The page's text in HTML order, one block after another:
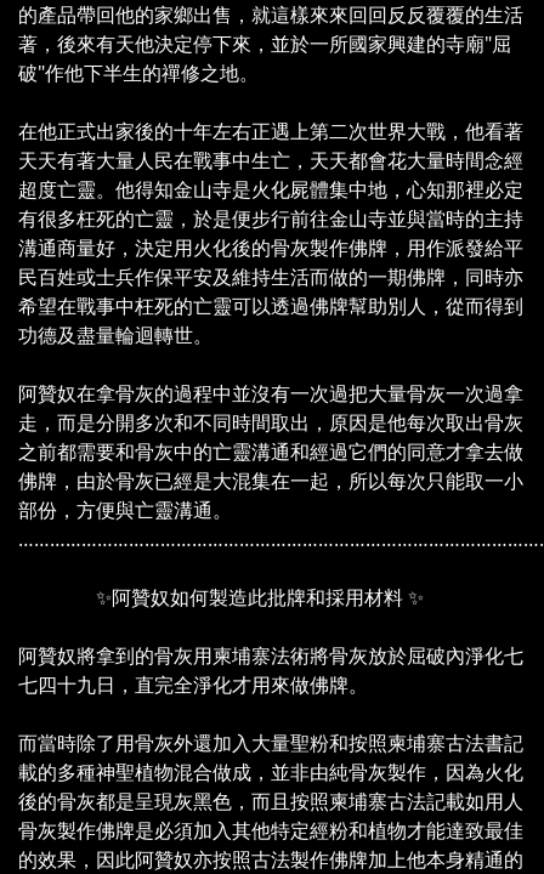
的產品帶回他的家鄉出售，就這樣來來回回反反覆覆的生活
著，後來有天他決定停下來，並於一所國家興建的寺廟"屈
破"作他下半生的禪修之地。
在他正式出家後的十年左右正遇上第二次世界大戰，他看著
天天有著大量人民在戰事中生亡，天天都會花大量時間念經
超度亡靈。他得知金山寺是火化屍體集中地，心知那裡必定
有很多枉死的亡靈，於是便步行前往金山寺並與當時的主持
溝通商量好，決定用火化後的骨灰製作佛牌，用作派發給平
民百姓或士兵作保平安及維持生活而做的一期佛牌，同時亦
希望在戰事中枉死的亡靈可以透過佛牌幫助別人，從而得到
功德及盡量輪迴轉世。
阿贊奴在拿骨灰的過程中並沒有一次過把大量骨灰一次過拿
走，而是分開多次和不同時間取出，原因是他每次取出骨灰
之前都需要和骨灰中的亡靈溝通和經過它們的同意才拿去做
佛牌，由於骨灰已經是大混集在一起，所以每次只能取一小
部份，方便與亡靈溝通。
✨阿贊奴如何製造此批牌和採用材料 ✨
阿贊奴將拿到的骨灰用柬埔寨法術將骨灰放於屈破內淨化七
七四十九日，直完全淨化才用來做佛牌。
而當時除了用骨灰外還加入大量聖粉和按照柬埔寨古法書記
載的多種神聖植物混合做成，並非由純骨灰製作，因為火化
後的骨灰都是呈現灰黑色，而且按照柬埔寨古法記載如用人
骨灰製作佛牌是必須加入其他特定經粉和植物才能達致最佳
的效果，因此阿贊奴亦按照古法製作佛牌加上他本身精通的